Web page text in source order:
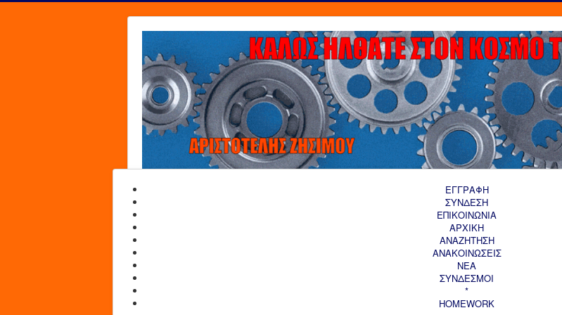
ΕΓΓΡΑΦΗ
ΣΥΝΔΕΣΗ
ΕΠΙΚΟΙΝΩΝΙΑ
ΑΡΧΙΚΗ
AΝΑΖΗΤΗΣΗ
ΑΝΑΚΟΙΝΩΣΕΙΣ
ΝΕΑ
ΣΥΝΔΕΣΜΟΙ
*
HOMEWORK